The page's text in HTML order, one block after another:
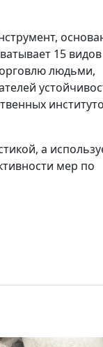
15 видов
людьми,
а
мер по